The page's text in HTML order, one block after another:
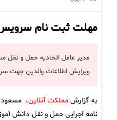
مهلت ثبت نام
مدیر عامل اتحادیه حمل و نقل
ویرایش اطلاعات والدین جهت سرویس مدرسه در سامانه
به گزارشمملکت آنلاین
نامه اجرایی حمل و نقل دانش